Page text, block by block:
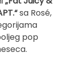
sa Rosé,
pop